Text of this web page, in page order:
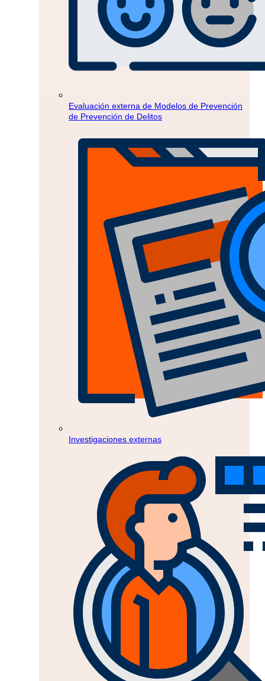
Evaluación externa de Modelos de Prevención
de Prevención de Delitos
Investigaciones externas